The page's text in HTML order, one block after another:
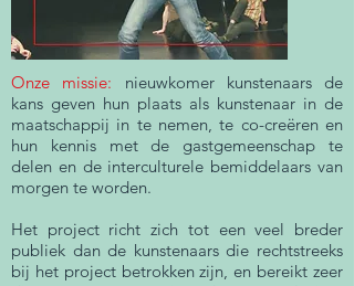
Onze missie: nieuwkomer kunstenaars de
kans geven hun plaats als kunstenaar in de
maatschappij in te nemen, te co-creëren en
hun kennis met de gastgemeenschap te
delen en de interculturele bemiddelaars van
morgen te worden.
Het project richt zich tot een veel breder
publiek dan de kunstenaars die rechtstreeks
bij het project betrokken zijn, en bereikt zeer